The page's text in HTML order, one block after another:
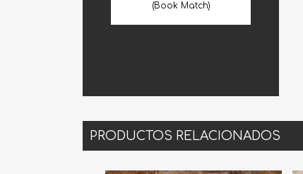
(Book Match)
PRODUCTOS RELACIONADOS